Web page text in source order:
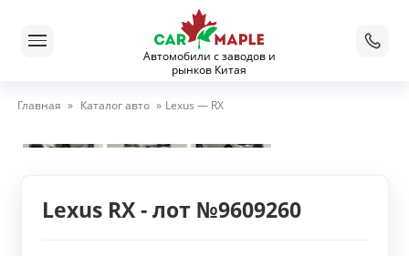
Автомобили с заводов и
рынков Китая
Главная » Каталог авто » Lexus — RX
Lexus RX - лот №9609260